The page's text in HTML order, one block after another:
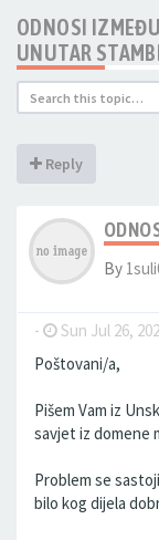
ODNOSI
UNUTAR
Reply
By
- Sun Jul 26,
Poštovani/a,
Pišem Vam iz
savjet iz domene
Problem se
bilo kog dijela